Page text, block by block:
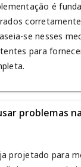
é
se nesses
para
problemas
projetado para